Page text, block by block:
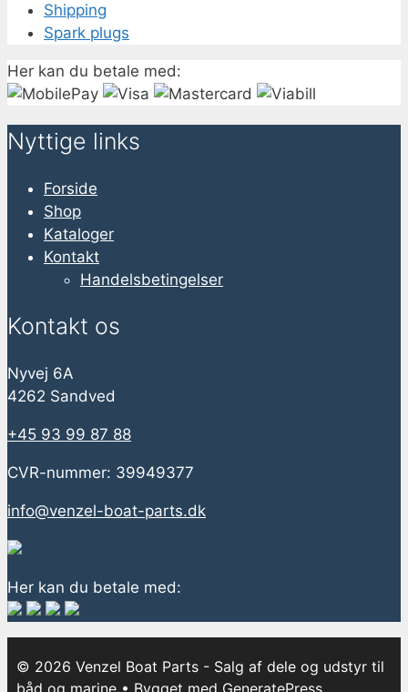
Shipping
Spark plugs
Her kan du betale med:
Nyttige links
Forside
Shop
Kataloger
Kontakt
Handelsbetingelser
Kontakt os
Nyvej 6A
4262 Sandved
+45 93 99 87 88
CVR-nummer: 39949377
info@venzel-boat-parts.dk
Her kan du betale med:
© 2026 Venzel Boat Parts - Salg af dele og udstyr til